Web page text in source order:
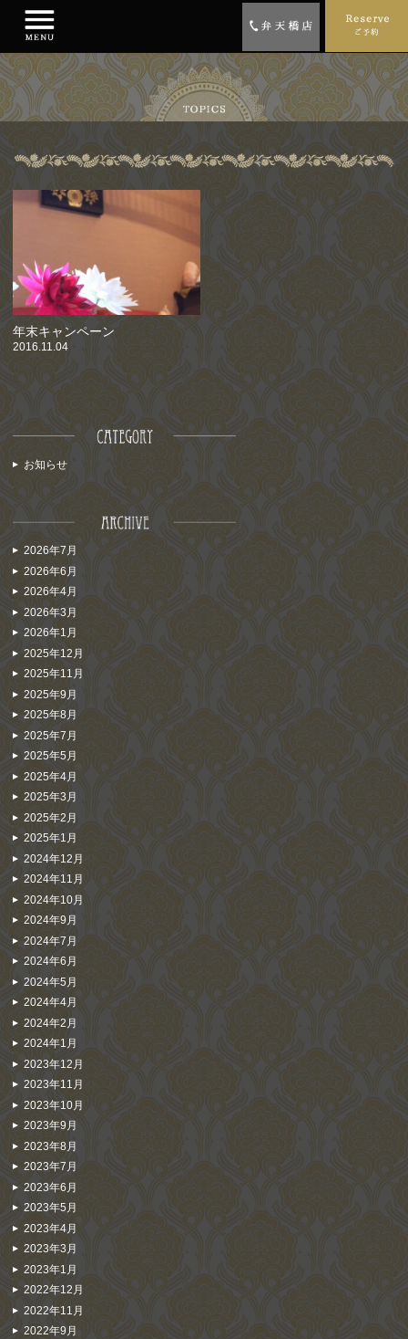
年末キャンペーン
2016.11.04
お知らせ
2026年7月
2026年6月
2026年4月
2026年3月
2026年1月
2025年12月
2025年11月
2025年9月
2025年8月
2025年7月
2025年5月
2025年4月
2025年3月
2025年2月
2025年1月
2024年12月
2024年11月
2024年10月
2024年9月
2024年7月
2024年6月
2024年5月
2024年4月
2024年2月
2024年1月
2023年12月
2023年11月
2023年10月
2023年9月
2023年8月
2023年7月
2023年6月
2023年5月
2023年4月
2023年3月
2023年1月
2022年12月
2022年11月
2022年9月